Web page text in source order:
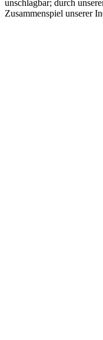
unschlagbar; durch
Zusammenspiel unserer